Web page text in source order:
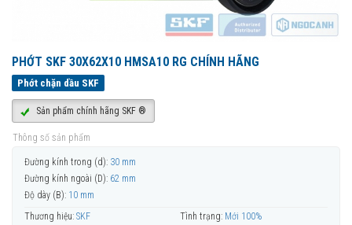
PHỚT SKF 30X62X10 HMSA10 RG CHÍNH HÃNG
Phớt chặn dầu SKF
Sản phẩm chính hãng SKF ®
Thông số sản phẩm
Đường kính trong (d): 30 mm
Đường kính ngoài (D): 62 mm
Độ dày (B): 10 mm
Thương hiệu: SKF Tình trạng: Mới 100%